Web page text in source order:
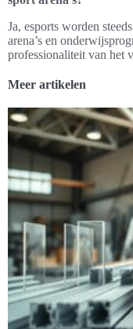
Ja, esports worden
arena’s en
professionaliteit van het
Meer artikelen